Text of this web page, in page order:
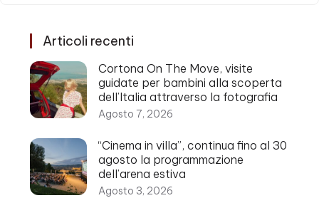
Articoli recenti
Cortona On The Move, visite
guidate per bambini alla scoperta
dell’Italia attraverso la fotografia
Agosto 7, 2026
“Cinema in villa”, continua fino al 30
agosto la programmazione
dell’arena estiva
Agosto 3, 2026